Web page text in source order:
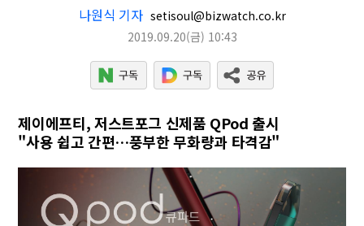
나원식 기자 setisoul@bizwatch.co.kr
2019.09.20(금) 10:43
제이에프티, 저스트포그 신제품 QPod 출시
"사용 쉽고 간편…풍부한 무화량과 타격감"